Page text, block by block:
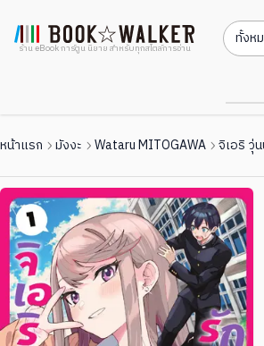
ร้าน eBook การ์ตูน นิยาย สำหรับทุกสไตล์การอ่าน
ทั้งห
หน้าแรก มังงะ Wataru MITOGAWA จิเอริ วุ่